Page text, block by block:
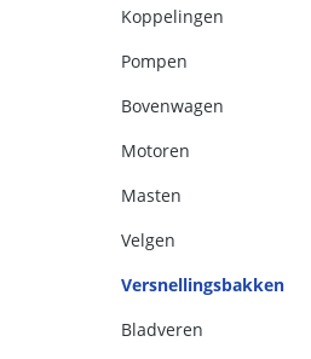
Koppelingen
Pompen
Bovenwagen
Motoren
Masten
Velgen
Versnellingsbakken
Bladveren